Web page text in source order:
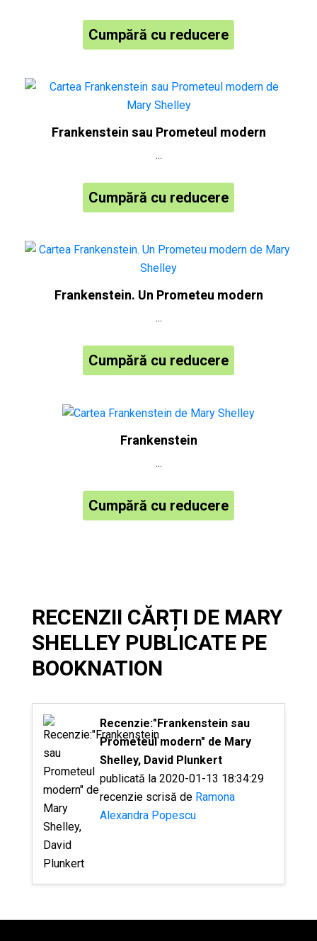
Cumpără cu reducere
Frankenstein sau Prometeul modern
...
Cumpără cu reducere
Frankenstein. Un Prometeu modern
...
Cumpără cu reducere
Frankenstein
...
Cumpără cu reducere
RECENZII CĂRȚI DE MARY
SHELLEY PUBLICATE PE
BOOKNATION
Recenzie:"Frankenstein sau
Prometeul modern" de Mary
Shelley, David Plunkert
publicată la 2020-01-13 18:34:29
recenzie scrisă de Ramona
Alexandra Popescu